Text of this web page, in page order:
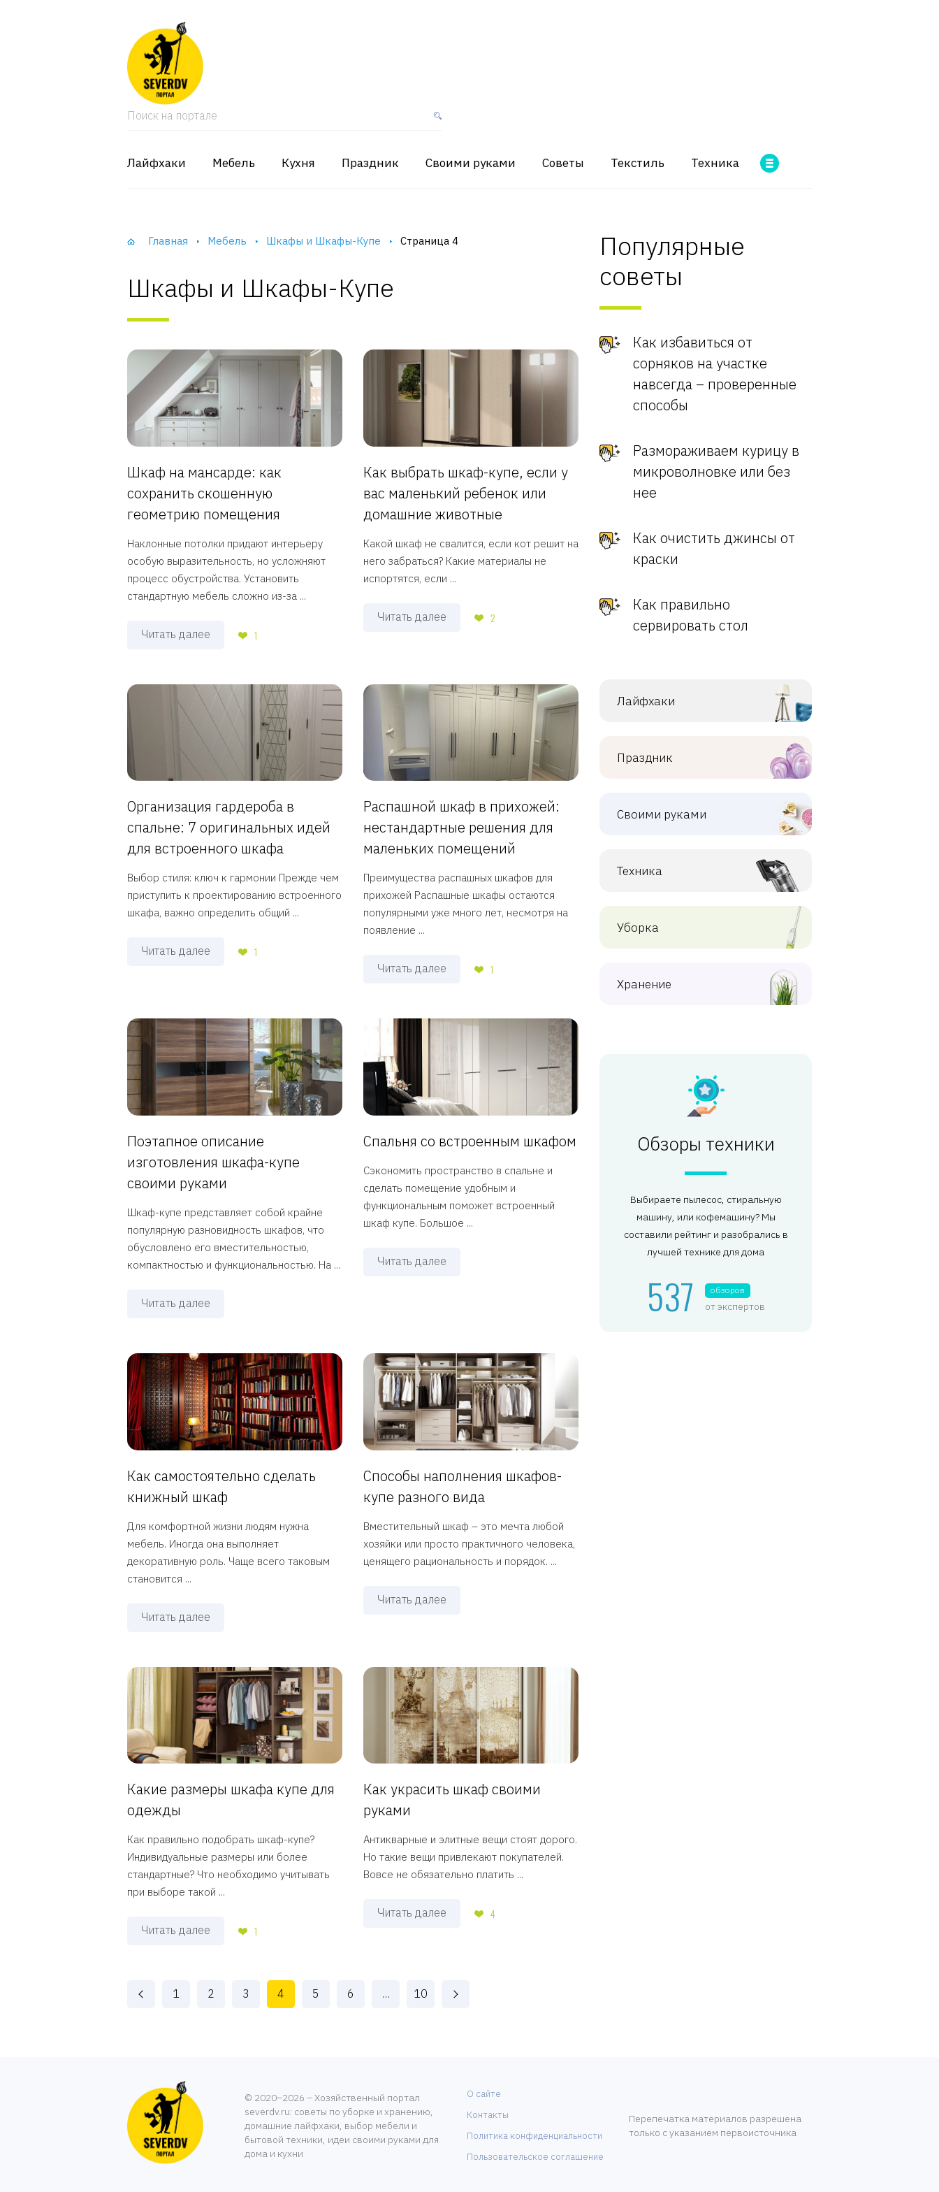
Поиск на портале
Лайфхаки Мебель Кухня Праздник Своими руками Советы Текстиль Техника
Главная Мебель Шкафы и Шкафы-Купе Страница 4
Шкафы и Шкафы-Купе
Шкаф на мансарде: как
сохранить скошенную
геометрию помещения
Наклонные потолки придают интерьеру
особую выразительность, но усложняют
процесс обустройства. Установить
стандартную мебель сложно из-за ...
Читать далее 1
Как выбрать шкаф-купе, если у
вас маленький ребенок или
домашние животные
Какой шкаф не свалится, если кот решит на
него забраться? Какие материалы не
испортятся, если ...
Читать далее 2
Организация гардероба в
спальне: 7 оригинальных идей
для встроенного шкафа
Выбор стиля: ключ к гармонии Прежде чем
приступить к проектированию встроенного
шкафа, важно определить общий ...
Читать далее 1
Распашной шкаф в прихожей:
нестандартные решения для
маленьких помещений
Преимущества распашных шкафов для
прихожей Распашные шкафы остаются
популярными уже много лет, несмотря на
появление ...
Читать далее 1
Поэтапное описание
изготовления шкафа-купе
своими руками
Шкаф-купе представляет собой крайне
популярную разновидность шкафов, что
обусловлено его вместительностью,
компактностью и функциональностью. На ...
Читать далее
Спальня со встроенным шкафом
Сэкономить пространство в спальне и
сделать помещение удобным и
функциональным поможет встроенный
шкаф купе. Большое ...
Читать далее
Как самостоятельно сделать
книжный шкаф
Для комфортной жизни людям нужна
мебель. Иногда она выполняет
декоративную роль. Чаще всего таковым
становится ...
Читать далее
Способы наполнения шкафов-
купе разного вида
Вместительный шкаф – это мечта любой
хозяйки или просто практичного человека,
ценящего рациональность и порядок. ...
Читать далее
Какие размеры шкафа купе для
одежды
Как правильно подобрать шкаф-купе?
Индивидуальные размеры или более
стандартные? Что необходимо учитывать
при выборе такой ...
Читать далее 1
Как украсить шкаф своими
руками
Антикварные и элитные вещи стоят дорого.
Но такие вещи привлекают покупателей.
Вовсе не обязательно платить ...
Читать далее 4
1 2 3 4 5 6 … 10
Популярные
советы
Как избавиться от
сорняков на участке
навсегда – проверенные
способы
Размораживаем курицу в
микроволновке или без
нее
Как очистить джинсы от
краски
Как правильно
сервировать стол
Лайфхаки
Праздник
Своими руками
Техника
Уборка
Хранение
Обзоры техники
Выбираете пылесос, стиральную
машину, или кофемашину? Мы
составили рейтинг и разобрались в
лучшей технике для дома
537 обзоров
от экспертов
© 2020–2026 – Хозяйственный портал
severdv.ru: советы по уборке и хранению,
домашние лайфхаки, выбор мебели и
бытовой техники, идеи своими руками для
дома и кухни
О сайте
Контакты
Политика конфиденциальности
Пользовательское соглашение
Перепечатка материалов разрешена
только с указанием первоисточника